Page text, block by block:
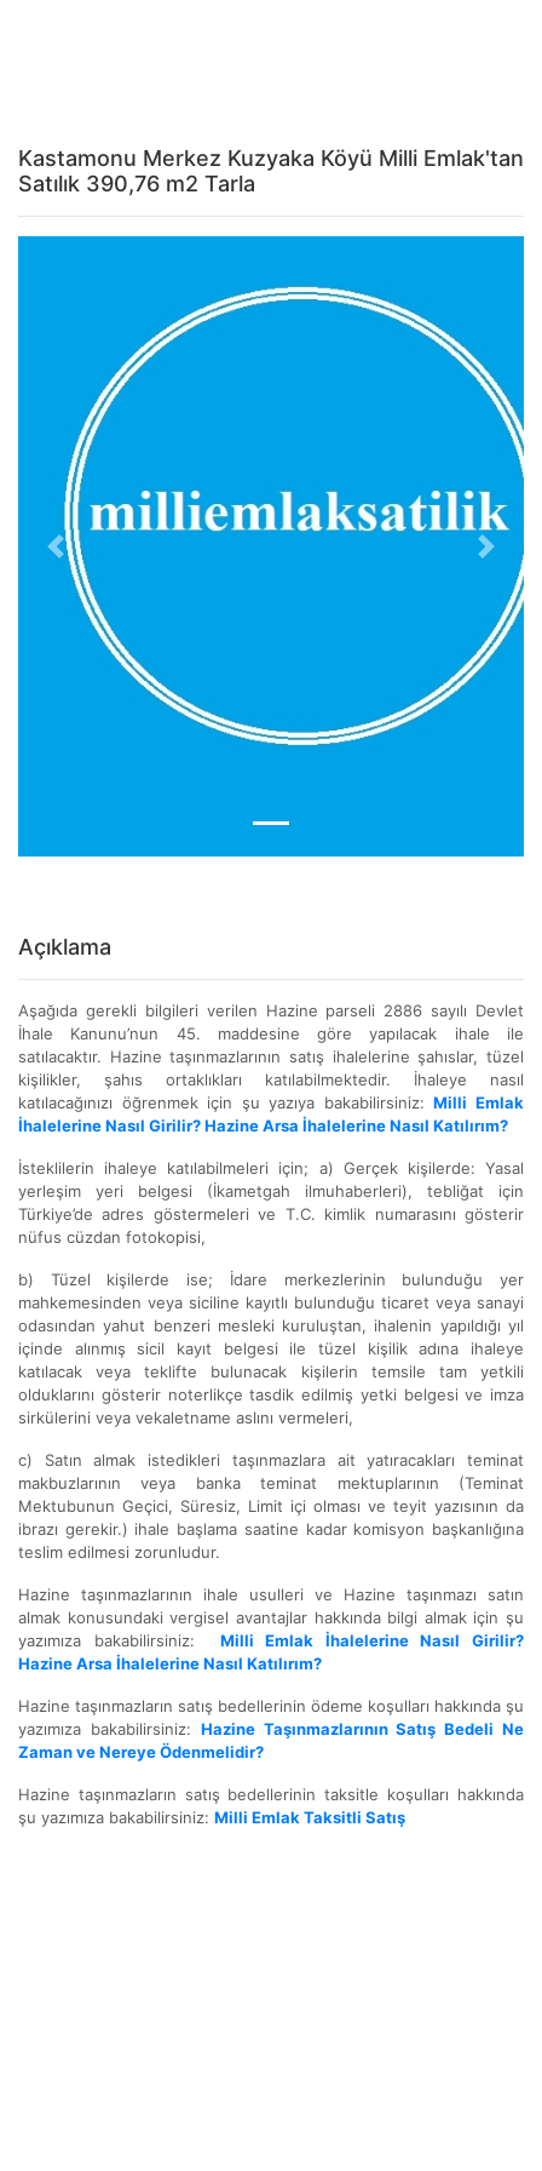
Kastamonu Merkez Kuzyaka Köyü Milli Emlak'tan
Satılık 390,76 m2 Tarla
Previous Next
Açıklama
Aşağıda gerekli bilgileri verilen Hazine parseli 2886 sayılı Devlet
İhale Kanunu’nun 45. maddesine göre yapılacak ihale ile
satılacaktır. Hazine taşınmazlarının satış ihalelerine şahıslar, tüzel
kişilikler, şahıs ortaklıkları katılabilmektedir. İhaleye nasıl
katılacağınızı öğrenmek için şu yazıya bakabilirsiniz:Milli Emlak
İhalelerine Nasıl Girilir? Hazine Arsa İhalelerine Nasıl Katılırım?
İsteklilerin ihaleye katılabilmeleri için; a) Gerçek kişilerde: Yasal
yerleşim yeri belgesi (İkametgah ilmuhaberleri), tebliğat için
Türkiye’de adres göstermeleri ve T.C. kimlik numarasını gösterir
nüfus cüzdan fotokopisi,
b) Tüzel kişilerde ise; İdare merkezlerinin bulunduğu yer
mahkemesinden veya siciline kayıtlı bulunduğu ticaret veya sanayi
odasından yahut benzeri mesleki kuruluştan, ihalenin yapıldığı yıl
içinde alınmış sicil kayıt belgesi ile tüzel kişilik adına ihaleye
katılacak veya teklifte bulunacak kişilerin temsile tam yetkili
olduklarını gösterir noterlikçe tasdik edilmiş yetki belgesi ve imza
sirkülerini veya vekaletname aslını vermeleri,
c) Satın almak istedikleri taşınmazlara ait yatıracakları teminat
makbuzlarının veya banka teminat mektuplarının (Teminat
Mektubunun Geçici, Süresiz, Limit içi olması ve teyit yazısının da
ibrazı gerekir.) ihale başlama saatine kadar komisyon başkanlığına
teslim edilmesi zorunludur.
Hazine taşınmazlarının ihale usulleri ve Hazine taşınmazı satın
almak konusundaki vergisel avantajlar hakkında bilgi almak için şu
yazımıza bakabilirsiniz: Milli Emlak İhalelerine Nasıl Girilir?
Hazine Arsa İhalelerine Nasıl Katılırım?
Hazine taşınmazların satış bedellerinin ödeme koşulları hakkında şu
yazımıza bakabilirsiniz: Hazine Taşınmazlarının Satış Bedeli Ne
Zaman ve Nereye Ödenmelidir?
Hazine taşınmazların satış bedellerinin taksitle koşulları hakkında
şu yazımıza bakabilirsiniz: Milli Emlak Taksitli Satış